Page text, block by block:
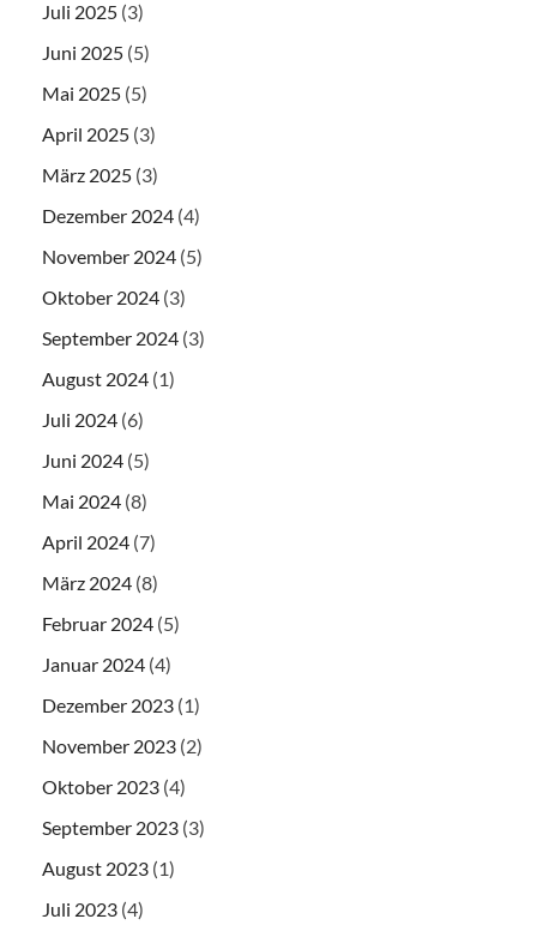
Juli 2025 (3)
Juni 2025 (5)
Mai 2025 (5)
April 2025 (3)
März 2025 (3)
Dezember 2024 (4)
November 2024 (5)
Oktober 2024 (3)
September 2024 (3)
August 2024 (1)
Juli 2024 (6)
Juni 2024 (5)
Mai 2024 (8)
April 2024 (7)
März 2024 (8)
Februar 2024 (5)
Januar 2024 (4)
Dezember 2023 (1)
November 2023 (2)
Oktober 2023 (4)
September 2023 (3)
August 2023 (1)
Juli 2023 (4)